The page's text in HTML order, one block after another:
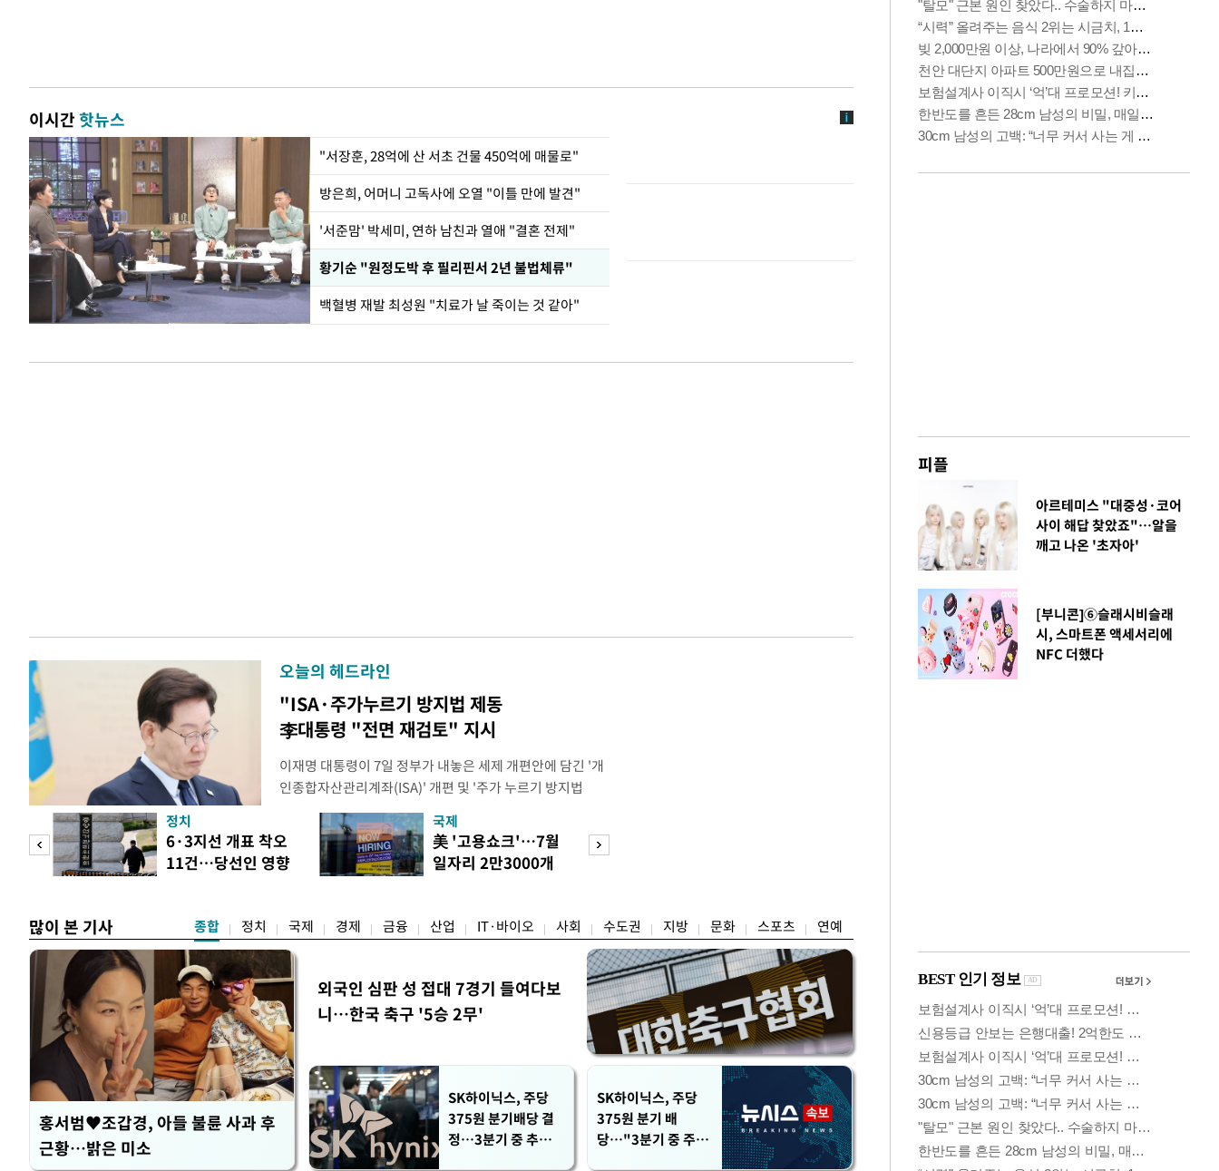
이시간핫뉴스
"서장훈, 28억에 산 서초 건물 450억에 매물로"
방은희, 어머니 고독사에 오열 "이틀 만에 발견"
'서준맘' 박세미, 연하 남친과 열애 "결혼 전제"
황기순 "원정도박 후 필리핀서 2년 불법체류"
백혈병 재발 최성원 "치료가 날 죽이는 것 같아"
오늘의 헤드라인
"ISA·주가누르기 방지법 제동
李대통령 "전면 재검토" 지시
이재명 대통령이 7일 정부가 내놓은 세제 개편안에 담긴 '개
인종합자산관리계좌(ISA)' 개편 및 '주가 누르기 방지법
안'을 전면 재검토 할 것을 지시했다. 이 대통령은 이날 참모
들과의 상황 점검 회의에서 ISA 개편 방안 및 주가 누르기 방
지법안을 둘러싼 투자자들의 반발 등에 대한 내용을 보고 받
았다. 이 자리에서 이 대통령은 ISA 개편안과
정치
6·3지선 개표 착오
11건…당선인 영향
국제
美 '고용쇼크'…7월
일자리 2만3000개
많이 본 기사 종합 정치 국제 경제 금융 산업 IT·바이오 사회 수도권 지방 문화 스포츠 연예
홍서범♥조갑경, 아들 불륜 사과 후
근황…밝은 미소
외국인 심판 성 접대 7경기 들여다보
니…한국 축구 '5승 2무'
SK하이닉스, 주당
375원 분기배당 결
정…3분기 중 추가
SK하이닉스, 주당
375원 분기 배
당…"3분기 중 주주
피플
아르테미스 "대중성·코어
사이 해답 찾았죠"…알을
깨고 나온 '초자아'
[부니콘]⑥슬래시비슬래
시, 스마트폰 액세서리에
NFC 더했다